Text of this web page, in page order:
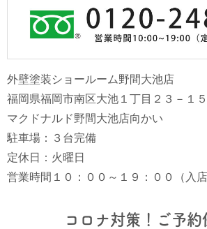
外壁塗装ショールーム野間大池店
福岡県福岡市南区大池１丁目２３－１５
マクドナルド野間大池店向かい
駐車場：３台完備
定休日：火曜日
営業時間１０：００～１９：００（入店
コロナ対策！ご予約